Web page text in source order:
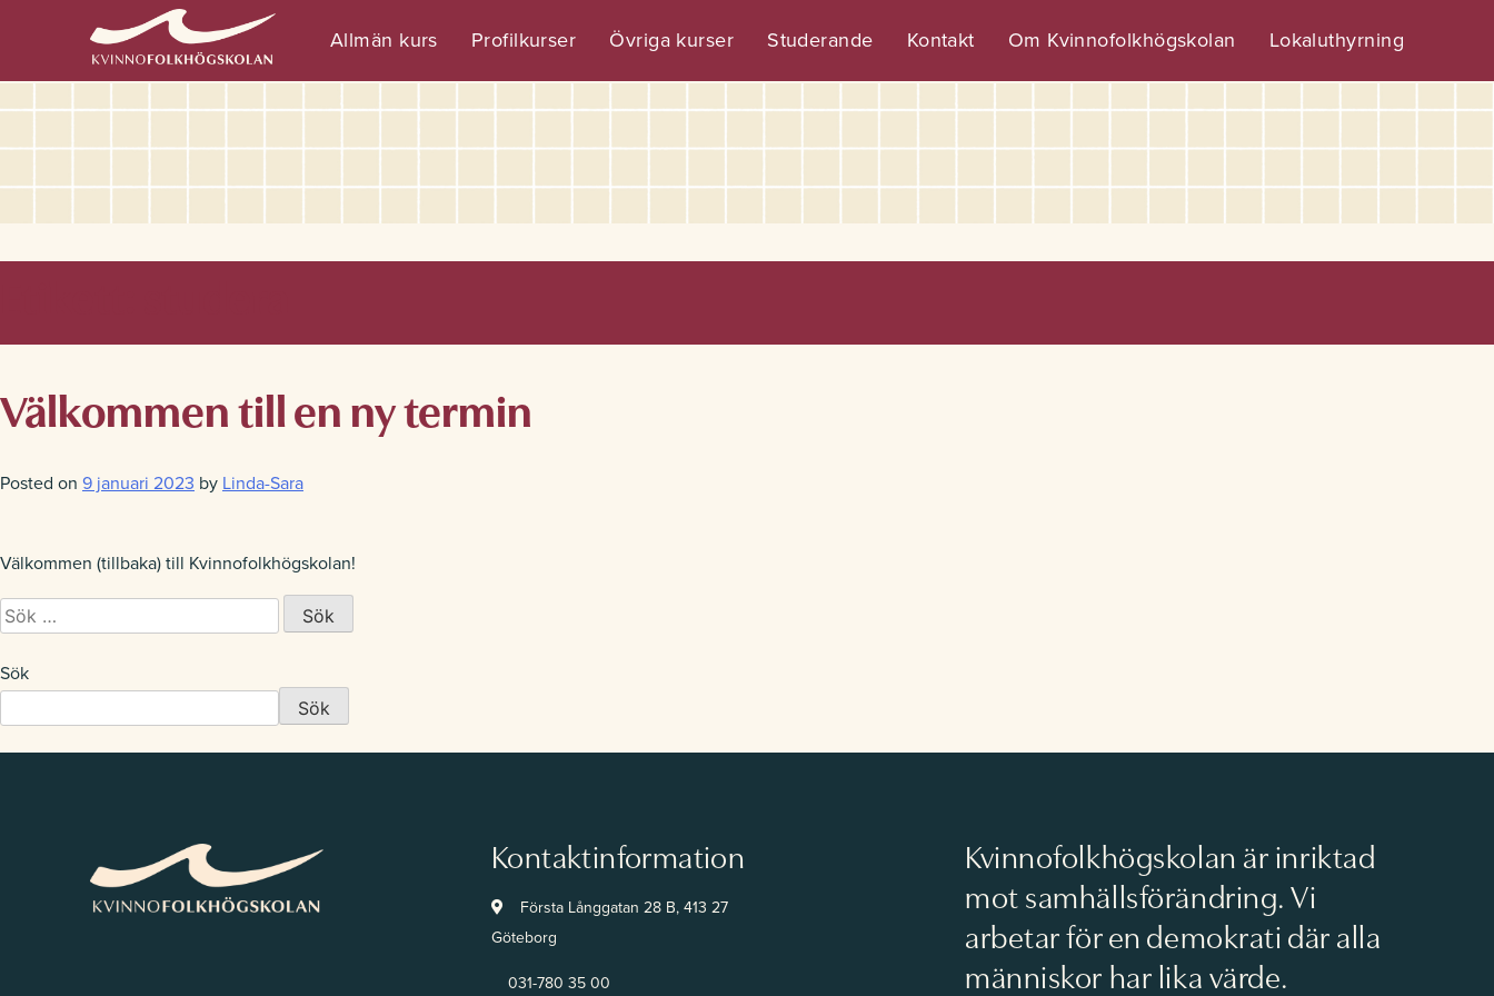
Allmän kurs Profilkurser Övriga kurser Studerande Kontakt Om Kvinnofolkhögskolan Lokaluthyrning
Välkommen till en ny termin
Posted on 9 januari 2023 by Linda-Sara
Välkommen (tillbaka) till Kvinnofolkhögskolan!
Sök
efter:
Sök
Sök
Kontaktinformation
Första Långgatan 28 B, 413 27
Göteborg
031-780 35 00
Kvinnofolkhögskolan är inriktad
mot samhällsförändring. Vi
arbetar för en demokrati där alla
människor har lika värde.